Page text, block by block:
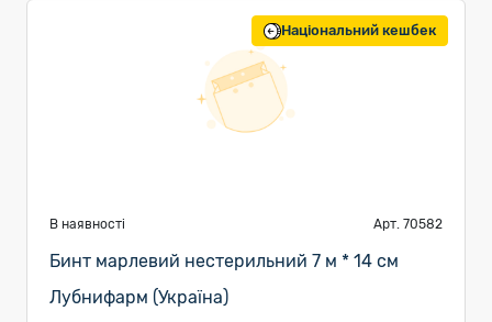
Національний кешбек
В наявності Арт. 70582
Бинт марлевий нестерильний 7 м * 14 см
Лубнифарм (Україна)